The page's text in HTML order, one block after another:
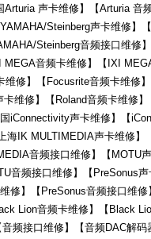
声卡维修】【Arturia 音
Steinberg声卡维修】
Steinberg音频接口维
音频卡维修】【IXI
修】【Focusrite音频卡维修
卡维修】【Roland音频卡维修
iConnectivity声卡维修】【
海IK MULTIMEDIA声卡维修
音频接口维修】【MOTU
音频接口维修】【PreSonus
修】【PreSonus音频接口维
Lion音频卡维修】【Black
频接口维修】【音频DAC解